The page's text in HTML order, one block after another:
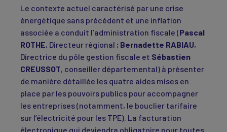
Le contexte actuel caractérisé par une crise
énergétique sans précédent et une inflation
associée a conduit l’administration fiscale (Pascal
ROTHE, Directeur régional ; Bernadette RABIAU,
Directrice du pôle gestion fiscale et Sébastien
CREUSSOT, conseiller départemental) à présenter
de manière détaillée les quatre aides mises en
place par les pouvoirs publics pour accompagner
les entreprises (notamment, le bouclier tarifaire
sur l’électricité pour les TPE). La facturation
électronique qui deviendra obligatoire pour toutes